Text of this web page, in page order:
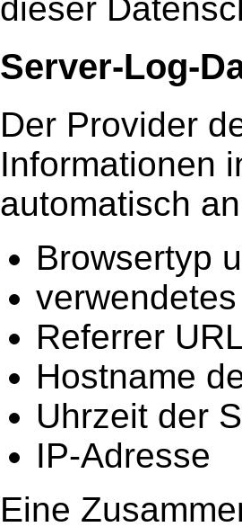
dieser
Server-Log-
Der Provider
Informationen
automatisch
Browsertyp
Referrer
Hostname
Uhrzeit der
IP-Adresse
Eine